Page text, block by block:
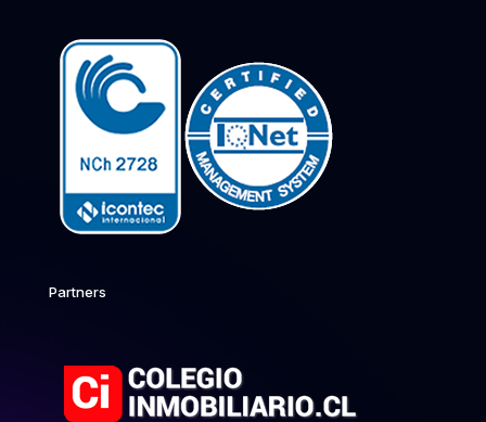
Partners